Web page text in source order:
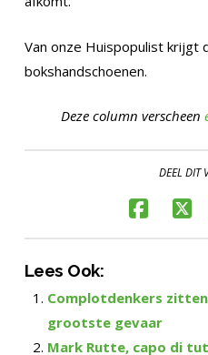
Van onze Huispopulist krijgt
bokshandschoenen.
Deze column verscheen
DEEL DIT
Lees Ook:
Complotdenkers
grootste gevaar
Mark Rutte, capo di